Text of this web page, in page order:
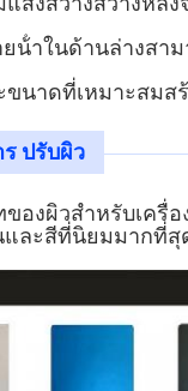
ยน้ําในด้านล่างสา
ขนาดที่เหมาะสมส
ปรับผิว
ของผิวสําหรับเครื่
ละสีที่นิยมมากที่สุ